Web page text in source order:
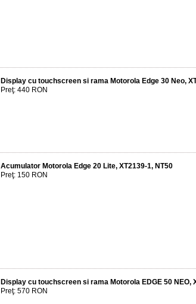
Display cu touchscreen si rama Motorola Edge 30 Neo,
Preţ: 440 RON
Acumulator Motorola Edge 20 Lite, XT2139-1, NT50
Preţ: 150 RON
Display cu touchscreen si rama Motorola EDGE 50 NEO,
Preţ: 570 RON